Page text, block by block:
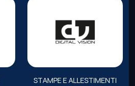
STAMPE E ALLESTIMENTI